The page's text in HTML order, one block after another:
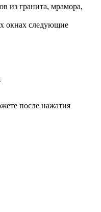
из гранита, мрамора,
окнах следующие
после нажатия